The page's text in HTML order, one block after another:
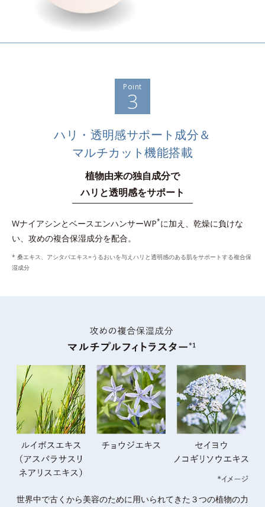
Point
3
ハリ・透明感サポート成分＆
マルチカット機能搭載
植物由来の独自成分で
ハリと透明感をサポート
WナイアシンとベースエンハンサーWP*に加え、乾燥に負けな
い、攻めの複合保湿成分を配合。
* 桑エキス、アシタバエキス=うるおいを与えハリと透明感のある肌をサポートする複合保
湿成分
世界中で古くから美容のために用いられてきた３つの植物の力